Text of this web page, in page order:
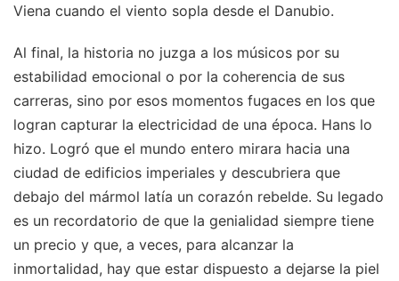
Viena cuando el viento sopla desde el Danubio.
Al final, la historia no juzga a los músicos por su
estabilidad emocional o por la coherencia de sus
carreras, sino por esos momentos fugaces en los que
logran capturar la electricidad de una época. Hans lo
hizo. Logró que el mundo entero mirara hacia una
ciudad de edificios imperiales y descubriera que
debajo del mármol latía un corazón rebelde. Su legado
es un recordatorio de que la genialidad siempre tiene
un precio y que, a veces, para alcanzar la
inmortalidad, hay que estar dispuesto a dejarse la piel